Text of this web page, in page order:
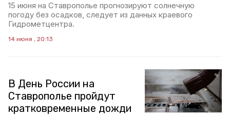
15 июня на Ставрополье прогнозируют солнечную
погоду без осадков, следует из данных краевого
Гидрометцентра.
14 июня , 20:13
В День России на
Ставрополье пройдут
кратковременные дожди